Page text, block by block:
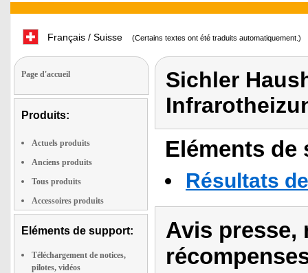
Français / Suisse (Certains textes ont été traduits automatiquement.)
Page d'accueil
Produits:
Actuels produits
Anciens produits
Tous produits
Accessoires produits
Eléments de support:
Téléchargement de notices,
pilotes, vidéos
Sichler
Eléments
Résultats
Avis presse,